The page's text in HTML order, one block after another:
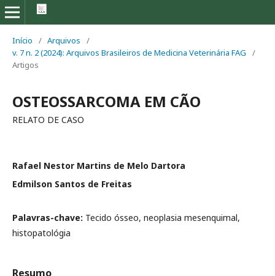
Início / Arquivos
/
v. 7 n. 2 (2024): Arquivos Brasileiros de Medicina Veterinária FAG
/
Artigos
OSTEOSSARCOMA EM CÃO
RELATO DE CASO
Rafael Nestor Martins de Melo Dartora
Edmilson Santos de Freitas
Palavras-chave: Tecido ósseo, neoplasia mesenquimal,
histopatológia
Resumo